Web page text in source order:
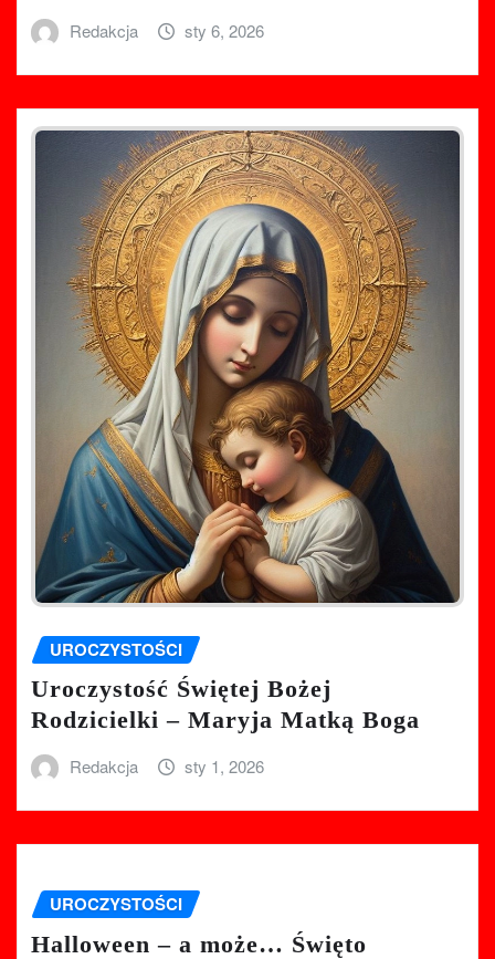
Redakcja sty 6, 2026
UROCZYSTOŚCI
Uroczystość Świętej Bożej
Rodzicielki – Maryja Matką Boga
Redakcja sty 1, 2026
UROCZYSTOŚCI
Halloween – a może… Święto